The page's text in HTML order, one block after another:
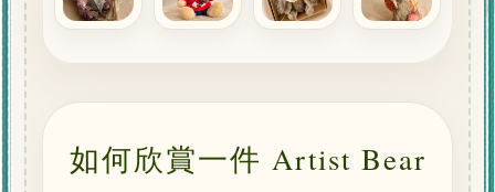
如何欣賞一件 Artist Bear